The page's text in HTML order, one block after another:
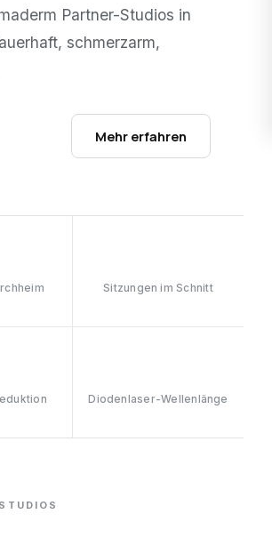
Partner-Studios in
schmerzarm,
Mehr erfahren
Sitzungen im Schnitt
Diodenlaser-Wellenlänge